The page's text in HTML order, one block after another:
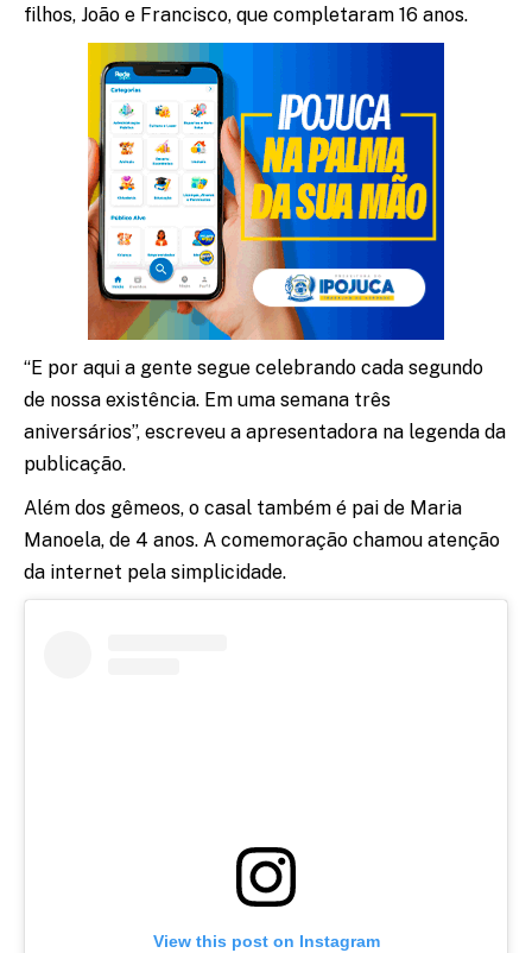
filhos, João e Francisco, que completaram 16 anos.
“E por aqui a gente segue celebrando cada segundo
de nossa existência. Em uma semana três
aniversários”, escreveu a apresentadora na legenda da
publicação.
Além dos gêmeos, o casal também é pai de Maria
Manoela, de 4 anos. A comemoração chamou atenção
da internet pela simplicidade.
View this post on Instagram